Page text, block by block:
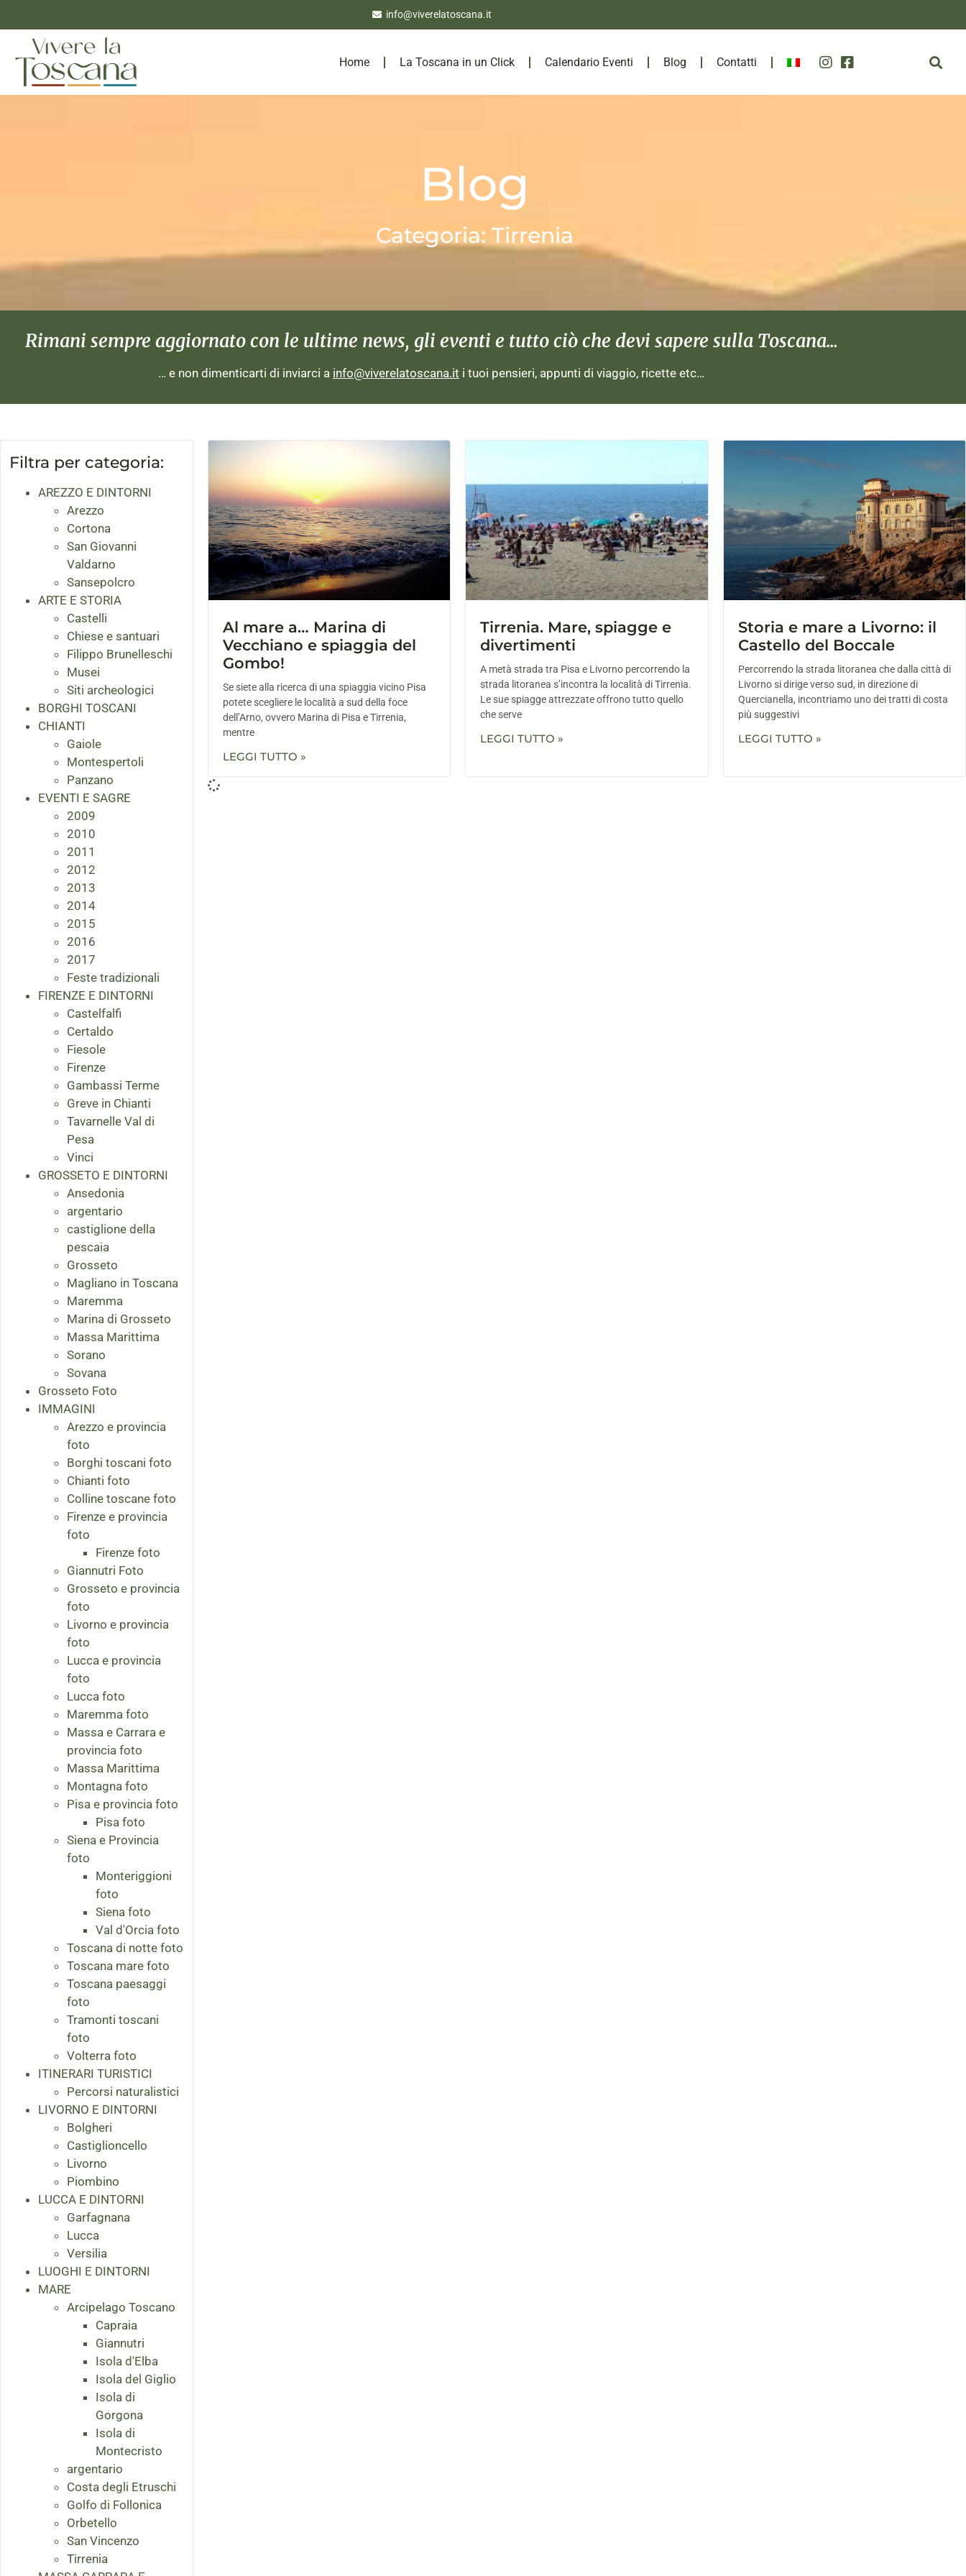
info@viverelatoscana.it
Home La Toscana in un Click Calendario Eventi Blog Contatti
Blog
Categoria: Tirrenia
Rimani sempre aggiornato con le ultime news, gli eventi e tutto ciò che devi sapere sulla Toscana...
… e non dimenticarti di inviarci a info@viverelatoscana.it i tuoi pensieri, appunti di viaggio, ricette etc…
Filtra per categoria:
AREZZO E DINTORNI
Arezzo
Cortona
San Giovanni
Valdarno
Sansepolcro
ARTE E STORIA
Castelli
Chiese e santuari
Filippo Brunelleschi
Musei
Siti archeologici
BORGHI TOSCANI
CHIANTI
Gaiole
Montespertoli
Panzano
EVENTI E SAGRE
2009
2010
2011
2012
2013
2014
2015
2016
2017
Feste tradizionali
FIRENZE E DINTORNI
Castelfalfi
Certaldo
Fiesole
Firenze
Gambassi Terme
Greve in Chianti
Tavarnelle Val di
Pesa
Vinci
GROSSETO E DINTORNI
Ansedonia
argentario
castiglione della
pescaia
Grosseto
Magliano in Toscana
Maremma
Marina di Grosseto
Massa Marittima
Sorano
Sovana
Grosseto Foto
IMMAGINI
Arezzo e provincia
foto
Borghi toscani foto
Chianti foto
Colline toscane foto
Firenze e provincia
foto
Firenze foto
Giannutri Foto
Grosseto e provincia
foto
Livorno e provincia
foto
Lucca e provincia
foto
Lucca foto
Maremma foto
Massa e Carrara e
provincia foto
Massa Marittima
Montagna foto
Pisa e provincia foto
Pisa foto
Siena e Provincia
foto
Monteriggioni
foto
Siena foto
Val d'Orcia foto
Toscana di notte foto
Toscana mare foto
Toscana paesaggi
foto
Tramonti toscani
foto
Volterra foto
ITINERARI TURISTICI
Percorsi naturalistici
LIVORNO E DINTORNI
Bolgheri
Castiglioncello
Livorno
Piombino
LUCCA E DINTORNI
Garfagnana
Lucca
Versilia
LUOGHI E DINTORNI
MARE
Arcipelago Toscano
Capraia
Giannutri
Isola d'Elba
Isola del Giglio
Isola di
Gorgona
Isola di
Montecristo
argentario
Costa degli Etruschi
Golfo di Follonica
Orbetello
San Vincenzo
Tirrenia
Al mare a… Marina di
Vecchiano e spiaggia del
Gombo!
Se siete alla ricerca di una spiaggia vicino Pisa
potete scegliere le località a sud della foce
dell’Arno, ovvero Marina di Pisa e Tirrenia,
mentre
LEGGI TUTTO »
Tirrenia. Mare, spiagge e
divertimenti
A metà strada tra Pisa e Livorno percorrendo la
strada litoranea s’incontra la località di Tirrenia.
Le sue spiagge attrezzate offrono tutto quello
che serve
LEGGI TUTTO »
Storia e mare a Livorno: il
Castello del Boccale
Percorrendo la strada litoranea che dalla città di
Livorno si dirige verso sud, in direzione di
Quercianella, incontriamo uno dei tratti di costa
più suggestivi
LEGGI TUTTO »